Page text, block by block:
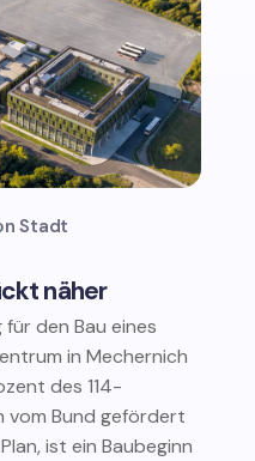
näher
Stadt
den Bau eines
in Mechernich
des 114-
vom Bund gefördert
ist ein Baubeginn